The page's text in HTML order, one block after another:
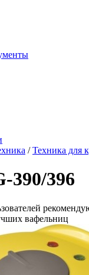
/Техника для
390/396
вафельниц